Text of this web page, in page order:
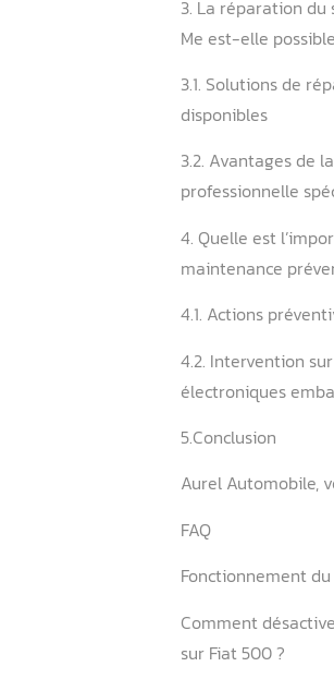
2.1. Étapes
2.2.
courantes
3. La
Me est-elle
3.1.
disponibles
3.2.
4. Quelle
4.1.
4.2.